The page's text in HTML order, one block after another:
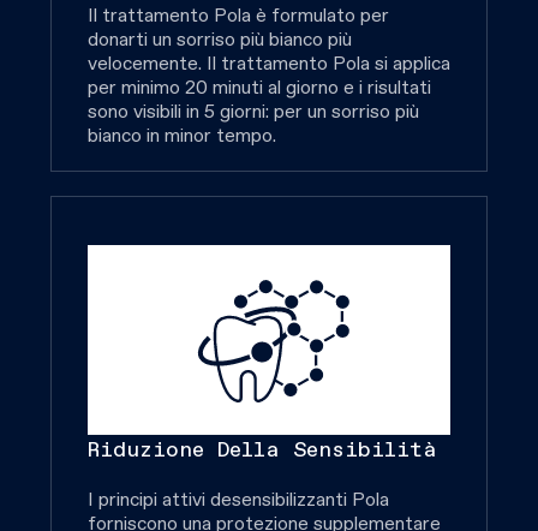
Il trattamento Pola è formulato per
donarti un sorriso più bianco più
velocemente. Il trattamento Pola si applica
per minimo 20 minuti al giorno e i risultati
sono visibili in 5 giorni: per un sorriso più
bianco in minor tempo.
Riduzione Della Sensibilità
I principi attivi desensibilizzanti Pola
forniscono una protezione supplementare